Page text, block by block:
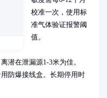
校准一次，使用标
准气体验证报警阈
值。
潜在泄漏源1-3米为佳。
防爆接线盒。长期停用时